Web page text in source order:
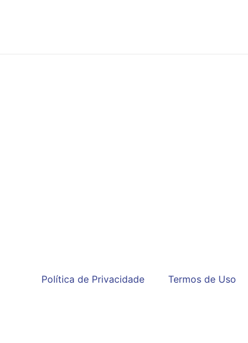
Política de Privacidade Termos de Uso